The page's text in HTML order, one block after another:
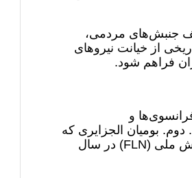
جنبش‌های مردمی،
از خیانت نیروهای
فراهم شود.
و
دوم. بومیان الجزایری که
عمدتاً از لحاظ اقتصادی، اجتماعی و سیاسی، فقیر و در حاشیه بودند. جبهه آزادی‌بخش ملی (FLN) در سال